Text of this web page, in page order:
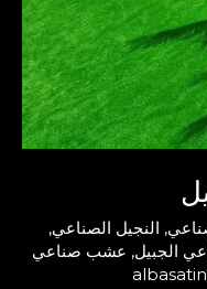
, النجيل الصناعي,
الجبيل, عشب صناعي